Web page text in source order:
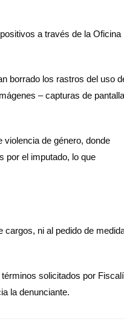
a través de la Oficina
borrado los rastros del uso
– capturas de pantalla
de género, donde
por el imputado, lo que
cargos, ni al pedido de
solicitados por
la denunciante.